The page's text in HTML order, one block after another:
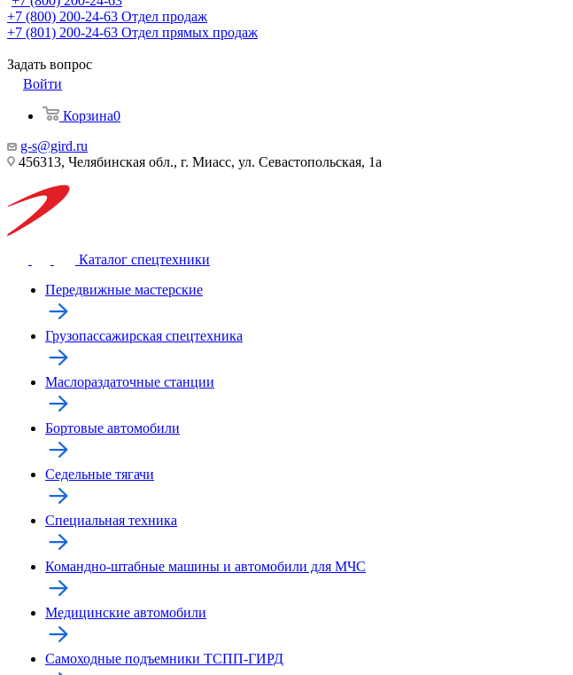
+7 (800) 200-24-63 Отдел продаж
+7 (801) 200-24-63 Отдел прямых продаж
Задать вопрос
Войти
Корзина0
g-s@gird.ru
456313, Челябинская обл., г. Миасс, ул. Севастопольская, 1а
Каталог спецтехники
Передвижные мастерские
Грузопассажирская спецтехника
Маслораздаточные станции
Бортовые автомобили
Седельные тягачи
Специальная техника
Командно-штабные машины и автомобили для МЧС
Медицинские автомобили
Самоходные подъемники ТСПП-ГИРД